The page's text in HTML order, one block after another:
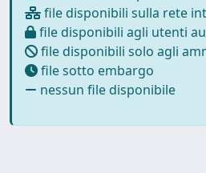
file disponibili sulla rete
file disponibili agli utenti
file disponibili solo agli
file sotto embargo
nessun file disponibile